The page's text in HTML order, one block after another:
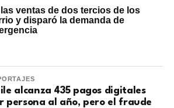
ventas de dos tercios de los
y disparó la demanda de
alcanza 435 pagos digitales
persona al año, pero el fraude